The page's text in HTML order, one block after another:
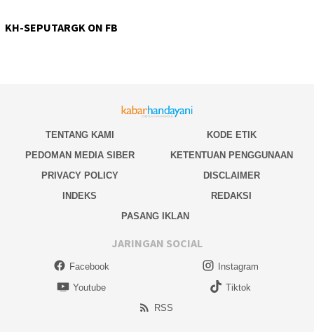
KH-SEPUTARGK ON FB
TENTANG KAMI
KODE ETIK
PEDOMAN MEDIA SIBER
KETENTUAN PENGGUNAAN
PRIVACY POLICY
DISCLAIMER
INDEKS
REDAKSI
PASANG IKLAN
JARINGAN SOCIAL
Facebook
Instagram
Youtube
Tiktok
RSS